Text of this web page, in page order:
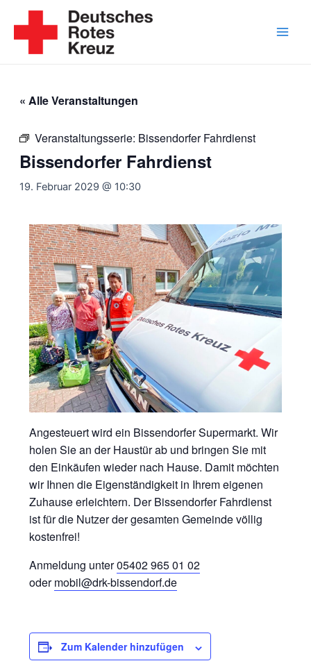
Inhalt
springen
« Alle Veranstaltungen
Veranstaltungsserie: Bissendorfer Fahrdienst
Bissendorfer Fahrdienst
19. Februar 2029 @ 10:30
Angesteuert wird ein Bissendorfer Supermarkt. Wir
holen Sie an der Haustür ab und bringen Sie mit
den Einkäufen wieder nach Hause. Damit möchten
wir Ihnen die Eigenständigkeit in Ihrem eigenen
Zuhause erleichtern. Der Bissendorfer Fahrdienst
ist für die Nutzer der gesamten Gemeinde völlig
kostenfrei!
Anmeldung unter05402 965 01 02
odermobil@drk-bissendorf.de
Zum Kalender hinzufügen